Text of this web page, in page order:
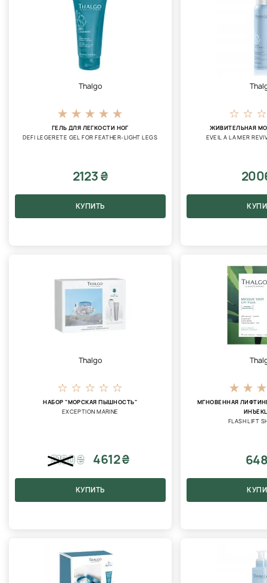
Thalgo
ГЕЛЬ ДЛЯ ЛЕГКОСТИ НОГ
DEFI LEGERETE GEL FOR FEATHER-LIGHT LEGS
2123 ₴
КУПИТЬ
ЖИВИТЕЛЬНАЯ
EVEIL A LA MER
Thalgo
НАБОР "МОРСКАЯ ПЫШНОСТЬ"
EXCEPTION MARINE
5190₴ 4612 ₴
КУПИТЬ
МГНОВЕННАЯ
FLASH LIFT